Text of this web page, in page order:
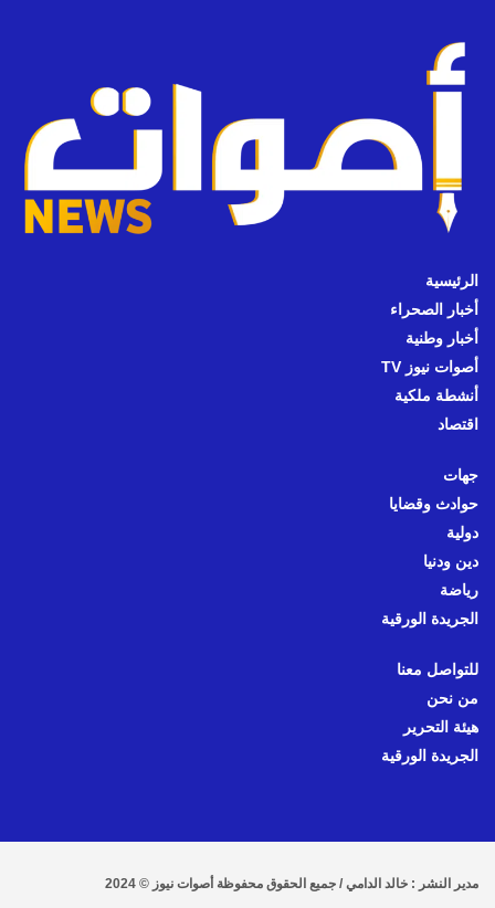
الرئيسية
أخبار الصحراء
أخبار وطنية
أصوات نيوز TV
أنشطة ملكية
اقتصاد
جهات
حوادث وقضايا
دولية
دين ودنيا
رياضة
الجريدة الورقية
للتواصل معنا
من نحن
هيئة التحرير
الجريدة الورقية
مدير النشر : خالد الدامي / جميع الحقوق محفوظة أصوات نيوز © 2024